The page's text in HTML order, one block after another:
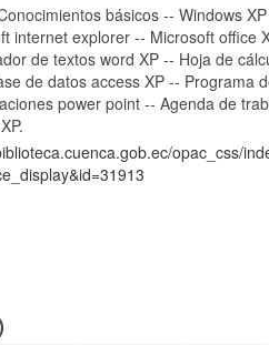
básicos -- Windows
internet explorer -- Microsoft office
de textos word XP -- Hoja de
de datos access XP -- Programa
power point -- Agenda de
opac_css/